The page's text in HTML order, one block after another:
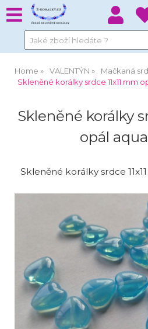
Home VALENTÝN
Mačkaná
Skleněné korálky srdce 11x11 mm
Skleněné korálky
opál
Skleněné korálky srdce